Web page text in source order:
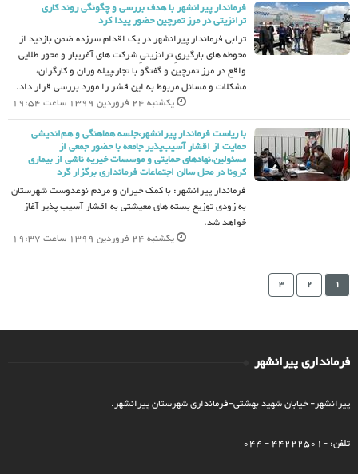
فرماندار پیرانشهر با هدف بررسی و چگونگی روند کاری
ترانزیتی در مرز تمرچین حضور پیدا کرد
ترابی فرماندار پیرانشهر در یک اقدام سرزده ضمن بازدید از
محوطه های بارگیریِ ترانزیتیِ شرکت های آغریبار و محور طلایی
واقع در مرز تمرچین و گفتگو با تجار،پیله وران و کارگران،
مشکلات و مسائل مربوط به این قشر را مورد بررسی قرار داد.
یکشنبه 24 فروردین 1399 ساعت 19:54
با ریاست فرماندار پیرانشهر،جلسه هماهنگی و هم‌اندیشی
حمایت از اقشار آسیب‌پذیر جامعه با حضور جمعی از
مسئولین،نهادهای حمایتی و موسسات خیریه ناشی از بیماری
کرونا در محل سالن اجتماعات فرمانداری برگزار گرد
فرماندار پیرانشهر: با کمک خیران و مردم نوعدوست شهرستان
به زودی توزیع بسته های معیشتی به اقشار آسیب پذیر آغاز
خواهد شد.
یکشنبه 24 فروردین 1399 ساعت 19:37
1
2
3
فرمانداری پیرانشهر
پیرانشهر- خیابان شهید بهشتی-فرمانداری شهرستان پیرانشهر.
تلفن: -44222501 - 044